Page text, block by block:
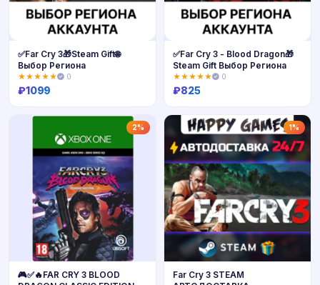
✅Far Cry 3🎁Steam Gift🌐
Выбор Региона
★★★★★ 0
₽1099
Купить
✅Far Cry 3 - Blood Dragon🎁
Steam Gift Выбор Региона
★★★★★ 0
₽825
2%
🎮✅🔥FAR CRY 3 BLOOD
1%
Far Cry 3 STEAM